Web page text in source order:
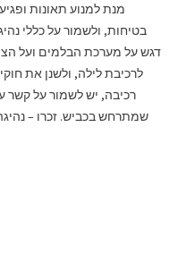
מנת למנוע תאונות
בטיחות, ולשמור על כללי
דגש על מערכת הבלמים ועל
לרכיבת לילה, ולשנן את
רכיבה, יש לשמור על קשר
שמתרחש בכביש. זכרו –